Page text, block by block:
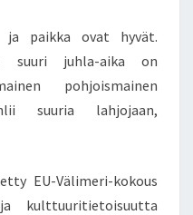
ja paikka ovat hyvät.
suuri juhla-aika on
pohjoismainen
suuria lahjojaan,
EU-Välimeri-kokous
kulttuuritietoisuutta